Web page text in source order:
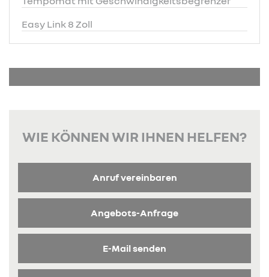
Easy Link 8 Zoll
WIE KÖNNEN WIR IHNEN HELFEN?
Anruf vereinbaren
Angebots-Anfrage
E-Mail senden